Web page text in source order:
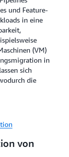
und Feature-
in eine
(VM)
in
sich
die
von